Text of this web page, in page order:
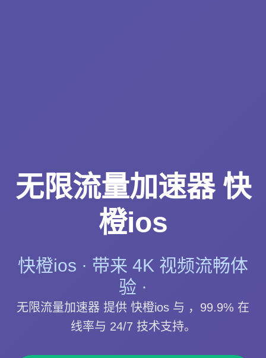
无限流量加速器 快
橙ios
快橙ios · 带来 4K 视频流畅体
验 ·
无限流量加速器 提供 快橙ios 与 ，99.9% 在
线率与 24/7 技术支持。